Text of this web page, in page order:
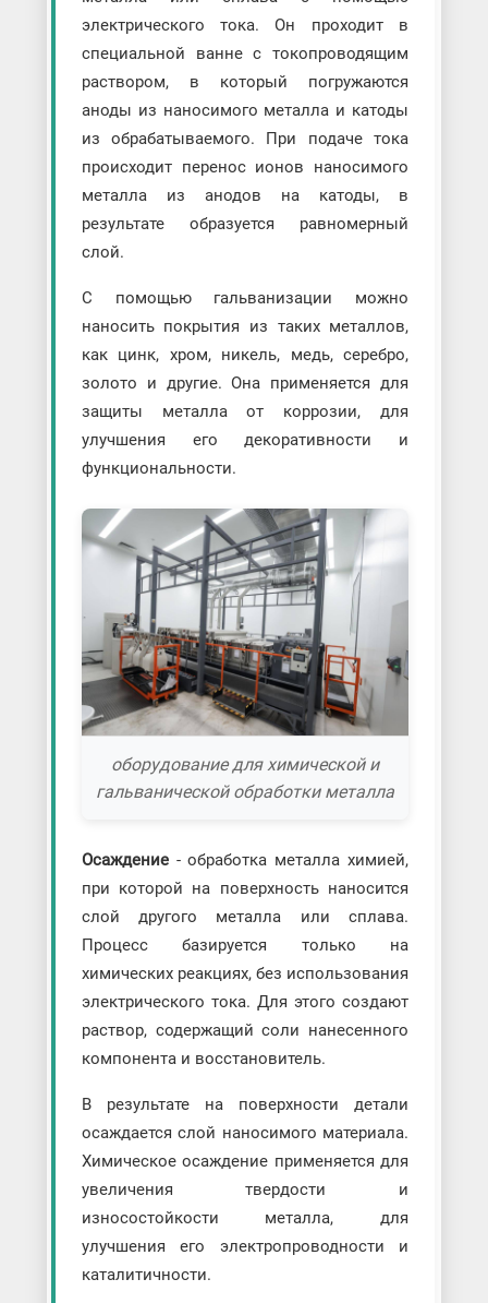
электрического тока. Он проходит в
специальной ванне с токопроводящим
раствором, в который погружаются
аноды из наносимого металла и катоды
из обрабатываемого. При подаче тока
происходит перенос ионов наносимого
металла из анодов на катоды, в
результате образуется равномерный
слой.
С помощью гальванизации можно
наносить покрытия из таких металлов,
как цинк, хром, никель, медь, серебро,
золото и другие. Она применяется для
защиты металла от коррозии, для
улучшения его декоративности и
функциональности.
оборудование для химической и
гальванической обработки металла
Осаждение- обработка металла химией,
при которой на поверхность наносится
слой другого металла или сплава.
Процесс базируется только на
химических реакциях, без использования
электрического тока. Для этого создают
раствор, содержащий соли нанесенного
компонента и восстановитель.
В результате на поверхности детали
осаждается слой наносимого материала.
Химическое осаждение применяется для
увеличения твердости и
износостойкости металла, для
улучшения его электропроводности и
каталитичности.